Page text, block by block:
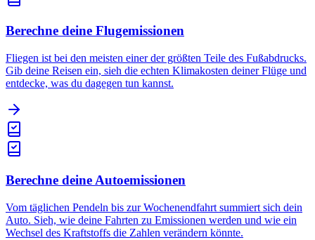
Berechne deine Flugemissionen
Fliegen ist bei den meisten einer der größten Teile des Fußabdrucks.
Gib deine Reisen ein, sieh die echten Klimakosten deiner Flüge und
entdecke, was du dagegen tun kannst.
Berechne deine Autoemissionen
Vom täglichen Pendeln bis zur Wochenendfahrt summiert sich dein
Auto. Sieh, wie deine Fahrten zu Emissionen werden und wie ein
Wechsel des Kraftstoffs die Zahlen verändern könnte.